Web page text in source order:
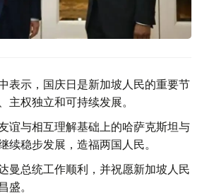
表示，国庆日是新加坡人民的重要节
主权独立和可持续发展。
谊与相互理解基础上的哈萨克斯坦与
续稳步发展，造福两国人民。
曼总统工作顺利，并祝愿新加坡人民
盛。